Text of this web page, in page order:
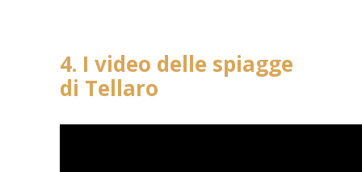
4. I video delle spiagge
di Tellaro